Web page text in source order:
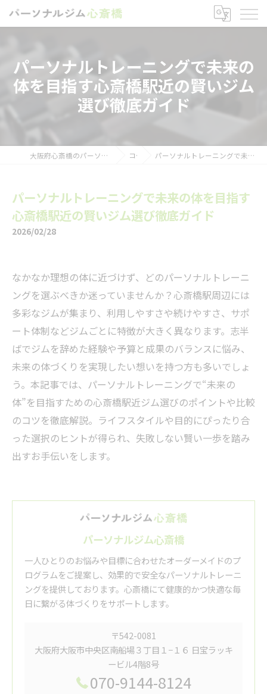
パーソナルトレーニングで未来の
体を目指す心斎橋駅近の賢いジム
選び徹底ガイド
大阪府心斎橋のパーソナルトレーニングならパーソナルジム心斎橋 コラム パーソナルトレーニングで未来の体を目指す心斎橋駅近の賢いジム選び徹底ガイド
パーソナルトレーニングで未来の体を目指す
心斎橋駅近の賢いジム選び徹底ガイド
2026/02/28
なかなか理想の体に近づけず、どのパーソナルトレーニ
ングを選ぶべきか迷っていませんか？心斎橋駅周辺には
多彩なジムが集まり、利用しやすさや続けやすさ、サポ
ート体制などジムごとに特徴が大きく異なります。志半
ばでジムを辞めた経験や予算と成果のバランスに悩み、
未来の体づくりを実現したい想いを持つ方も多いでしょ
う。本記事では、パーソナルトレーニングで“未来の
体”を目指すための心斎橋駅近ジム選びのポイントや比較
のコツを徹底解説。ライフスタイルや目的にぴったり合
った選択のヒントが得られ、失敗しない賢い一歩を踏み
出すお手伝いをします。
パーソナルジム心斎橋
一人ひとりのお悩みや目標に合わせたオーダーメイドのプ
ログラムをご提案し、効果的で安全なパーソナルトレーニ
ングを提供しております。心斎橋にて健康的かつ快適な毎
日に繋がる体づくりをサポートします。
〒542-0081
大阪府大阪市中央区南船場３丁目１−１６ 日宝ラッキ
ービル4階8号
070-9144-8124